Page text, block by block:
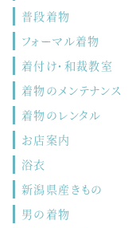
普段着物
フォーマル着物
着付け・和裁教室
着物のメンテナンス
着物のレンタル
お店案内
浴衣
新潟県産きもの
男の着物